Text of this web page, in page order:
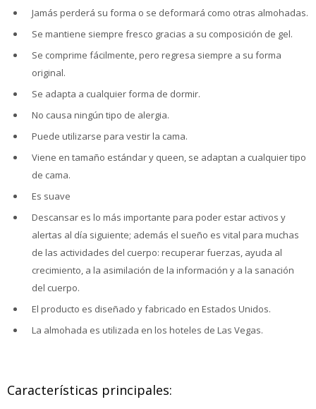
Jamás perderá su forma o se deformará como otras almohadas.
Se mantiene siempre fresco gracias a su composición de gel.
Se comprime fácilmente, pero regresa siempre a su forma
original.
Se adapta a cualquier forma de dormir.
No causa ningún tipo de alergia.
Puede utilizarse para vestir la cama.
Viene en tamaño estándar y queen, se adaptan a cualquier tipo
de cama.
Es suave
Descansar es lo más importante para poder estar activos y
alertas al día siguiente; además el sueño es vital para muchas
de las actividades del cuerpo: recuperar fuerzas, ayuda al
crecimiento, a la asimilación de la información y a la sanación
del cuerpo.
El producto es diseñado y fabricado en Estados Unidos.
La almohada es utilizada en los hoteles de Las Vegas.
Características principales: